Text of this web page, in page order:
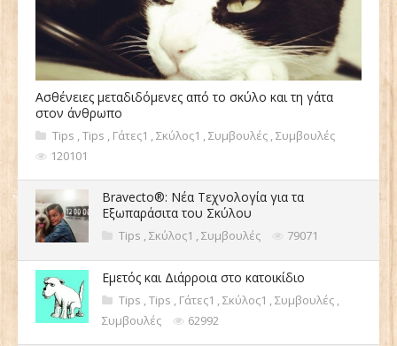
Ασθένειες μεταδιδόμενες από το σκύλο και τη γάτα
στον άνθρωπο
Tips ,Tips , Γάτες1 ,Σκύλος1 ,Συμβουλές ,Συμβουλές
120101
Bravecto®: Νέα Τεχνολογία για τα
Εξωπαράσιτα του Σκύλου
Tips ,Σκύλος1 ,Συμβουλές 79071
Εμετός και Διάρροια στο κατοικίδιο
Tips ,Tips , Γάτες1 ,Σκύλος1 ,Συμβουλές ,
Συμβουλές
62992